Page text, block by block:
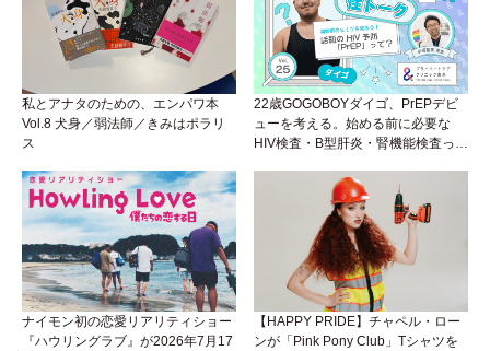
私とアナタのための、エンパワ本
Vol.8 犬身／弱法師／きみはポラリ
ス
22歳GOGOBOYダイゴ、PrEPデビ
ューを考える。始める前に必要な
HIV検査・B型肝炎・腎機能検査っ
性トーク～聞きにくいことは小堀先
生に聞けばイイ！（Vol.25）
ナイモン初の恋愛リアリティショー
『ハウリングラブ』が2026年7月17
【HAPPY PRIDE】チャペル・ロー
ンが「Pink Pony Club」Tシャツを